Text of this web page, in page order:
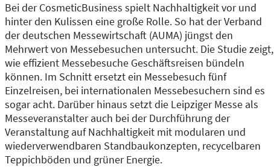
Bei der CosmeticBusiness spielt Nachhaltigkeit vor und
hinter den Kulissen eine große Rolle. So hat der Verband
der deutschen Messewirtschaft (AUMA) jüngst den
Mehrwert von Messebesuchen untersucht. Die Studie zeigt,
wie effizient Messebesuche Geschäftsreisen bündeln
können. Im Schnitt ersetzt ein Messebesuch fünf
Einzelreisen, bei internationalen Messebesuchern sind es
sogar acht. Darüber hinaus setzt die Leipziger Messe als
Messeveranstalter auch bei der Durchführung der
Veranstaltung auf Nachhaltigkeit mit modularen und
wiederverwendbaren Standbaukonzepten, recycelbaren
Teppichböden und grüner Energie.